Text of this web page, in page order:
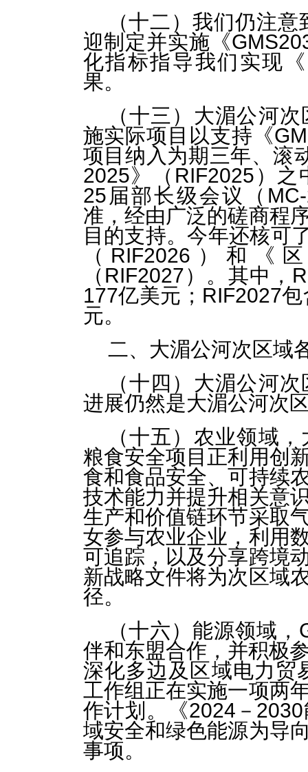
（十二）我们仍注
迎制定并实施《
化指标指导我们实现
果。
（十三）大湄公河
施实际项目以支持《
项目纳入为期三年、滚
2025》（RIF2025）
25届部长级会议（
准，经由广泛的磋商程
目的支持。今年还核可
（RIF2026）和《
（RIF2027）。其中，
177亿美元；RIF2027
元。
二、大湄公河次区域
（十四）大湄公河
进展仍然是大湄公河次
（十五）农业领域
粮食安全项目正利用创
食和食品安全、可持续
技术能力并提升相关意
生产和价值链环节采取
女参与农业企业，利用
可追踪，以及分享跨境
新战略文件将为次区域
径。
（十六）能源领域
伴和东盟合作，并积极
深化多边及区域电力贸
工作组正在实施一项两
作计划。《2024－
域安全和绿色能源为导
事项。